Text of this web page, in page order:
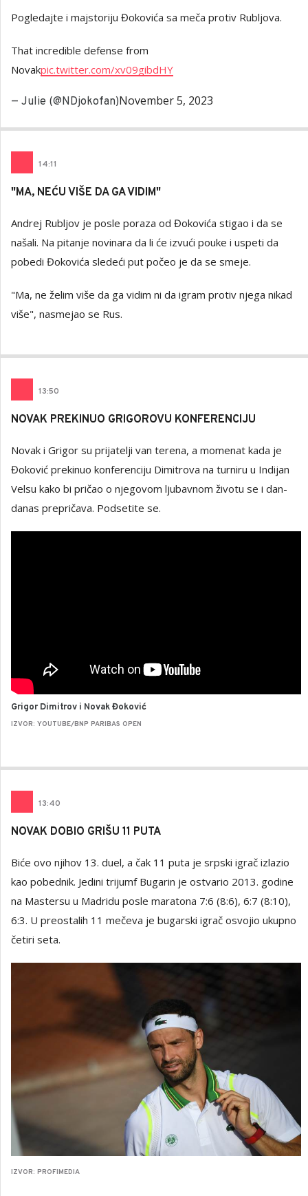
Pogledajte i majstoriju Đokovića sa meča protiv Rubljova.
That incredible defense from
Novakpic.twitter.com/xv09gibdHY
— Julie (@NDjokofan)November 5, 2023
14:11
"MA, NEĆU VIŠE DA GA VIDIM"
Andrej Rubljov je posle poraza od Đokovića stigao i da se
našali. Na pitanje novinara da li će izvući pouke i uspeti da
pobedi Đokovića sledeći put počeo je da se smeje.
"Ma, ne želim više da ga vidim ni da igram protiv njega nikad
više", nasmejao se Rus.
13:50
NOVAK PREKINUO GRIGOROVU KONFERENCIJU
Novak i Grigor su prijatelji van terena, a momenat kada je
Đoković prekinuo konferenciju Dimitrova na turniru u Indijan
Velsu kako bi pričao o njegovom ljubavnom životu se i dan-
danas prepričava. Podsetite se.
Grigor Dimitrov i Novak Đoković
IZVOR: YOUTUBE/BNP PARIBAS OPEN
13:40
NOVAK DOBIO GRIŠU 11 PUTA
Biće ovo njihov 13. duel, a čak 11 puta je srpski igrač izlazio
kao pobednik. Jedini trijumf Bugarin je ostvario 2013. godine
na Mastersu u Madridu posle maratona 7:6 (8:6), 6:7 (8:10),
6:3. U preostalih 11 mečeva je bugarski igrač osvojio ukupno
četiri seta.
IZVOR: PROFIMEDIA